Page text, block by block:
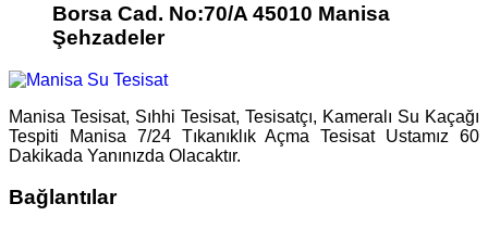
Borsa Cad. No:70/A 45010 Manisa
Şehzadeler
Manisa Tesisat, Sıhhi Tesisat, Tesisatçı, Kameralı Su Kaçağı
Tespiti Manisa 7/24 Tıkanıklık Açma Tesisat Ustamız 60
Dakikada Yanınızda Olacaktır.
Bağlantılar